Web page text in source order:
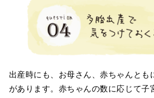
出産時にも、お母さん、赤ちゃんとも
があります。赤ちゃんの数に応じて子